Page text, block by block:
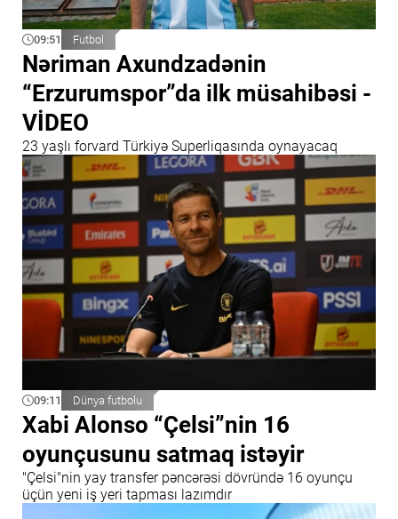
09:51 Futbol
Nəriman Axundzadənin
“Erzurumspor”da ilk müsahibəsi -
VİDEO
23 yaşlı forvard Türkiyə Superliqasında oynayacaq
09:11 Dünya futbolu
Xabi Alonso “Çelsi”nin 16
oyunçusunu satmaq istəyir
"Çelsi"nin yay transfer pəncərəsi dövründə 16 oyunçu
üçün yeni iş yeri tapması lazımdır